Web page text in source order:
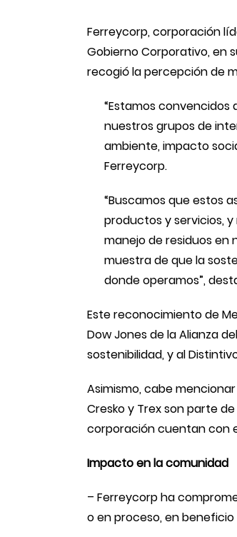
Ferreycorp, corporación
Gobierno Corporativo, en
recogió la percepción de
“Estamos
nuestros grupos de
ambiente, impacto
Ferreycorp.
“Buscamos que estos
productos y servicios,
manejo de residuos en
muestra de que la
donde operamos”,
Este reconocimiento de
Dow Jones de la Alianza
sostenibilidad, y al
Asimismo, cabe
Cresko y Trex son parte
corporación cuentan con
Impacto en la comunidad
– Ferreycorp ha
o en proceso, en